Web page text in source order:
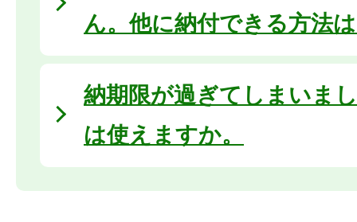
ん。他に納付できる方法
納期限が過ぎてしまいま
は使えますか。